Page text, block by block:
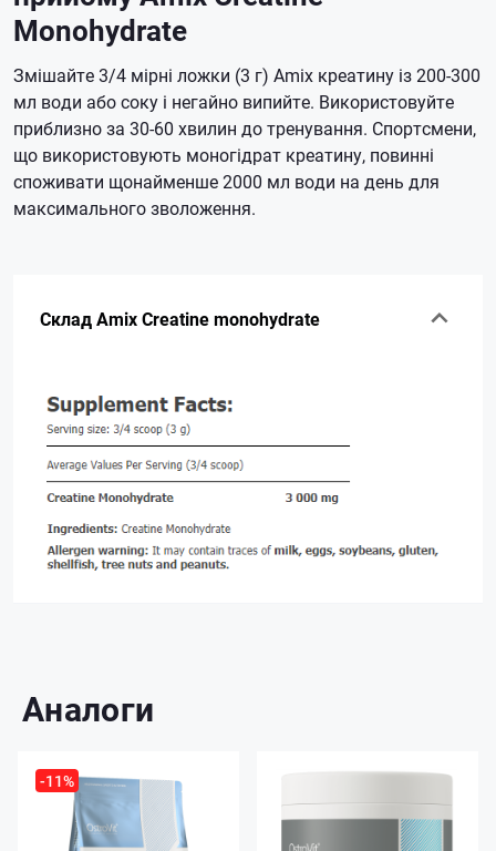
Monohydrate
Змішайте 3/4 мірні ложки (3 г) Amix креатину із 200-300
мл води або соку і негайно випийте. Використовуйте
приблизно за 30-60 хвилин до тренування. Спортсмени,
що використовують моногідрат креатину, повинні
споживати щонайменше 2000 мл води на день для
максимального зволоження.
Склад Amix Creatine monohydrate
Аналоги
-11%